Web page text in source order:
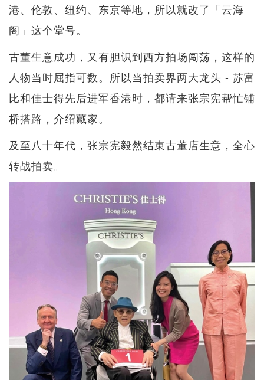
港、伦敦、纽约、东京等地，所以就改了「云海
阁」这个堂号。
古董生意成功，又有胆识到西方拍场闯荡，这样的
人物当时屈指可数。所以当拍卖界两大龙头 - 苏富
比和佳士得先后进军香港时，都请来张宗宪帮忙铺
桥搭路，介绍藏家。
及至八十年代，张宗宪毅然结束古董店生意，全心
转战拍卖。